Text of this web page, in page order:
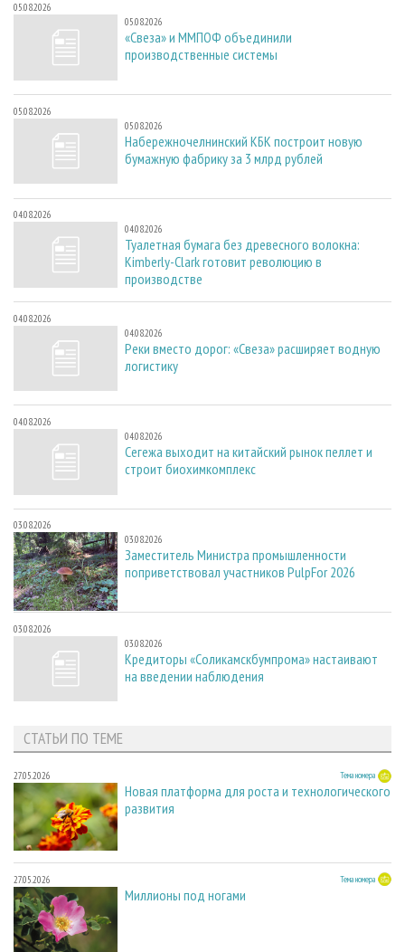
05.08.2026
05.08.2026
«Свеза» и ММПОФ объединили
производственные системы
05.08.2026
05.08.2026
Набережночелнинский КБК построит новую
бумажную фабрику за 3 млрд рублей
04.08.2026
04.08.2026
Туалетная бумага без древесного волокна:
Kimberly-Clark готовит революцию в
производстве
04.08.2026
04.08.2026
Реки вместо дорог: «Свеза» расширяет водную
логистику
04.08.2026
04.08.2026
Сегежа выходит на китайский рынок пеллет и
строит биохимкомплекс
03.08.2026
03.08.2026
Заместитель Министра промышленности
поприветствовал участников PulpFor 2026
03.08.2026
03.08.2026
Кредиторы «Соликамскбумпрома» настаивают
на введении наблюдения
СТАТЬИ ПО ТЕМЕ
27.05.2026 Тема номера
Новая платформа для роста и технологического
развития
27.05.2026 Тема номера
Миллионы под ногами